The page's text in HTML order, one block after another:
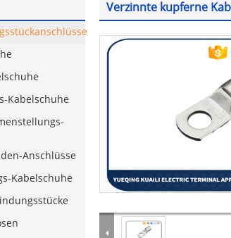
Kabelschuhe
Anschlüsse
Kabelschuhe
Verzinnte kupferne